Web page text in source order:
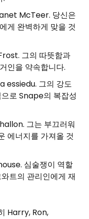
McTeer. 당신은
게 완벽하게 맞을 것
그의 따뜻함과
인을 약속합니다.
essiedu. 그의 강도
로 Snape의 복잡성
그는 부끄러워
에너지를 가져올 것
심술쟁이 역할
트의 관리인에게 재
Harry, Ron,